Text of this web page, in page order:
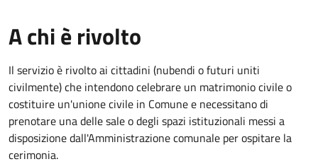
A chi è rivolto
Il servizio è rivolto ai cittadini (nubendi o futuri uniti
civilmente) che intendono celebrare un matrimonio civile o
costituire un'unione civile in Comune e necessitano di
prenotare una delle sale o degli spazi istituzionali messi a
disposizione dall'Amministrazione comunale per ospitare la
cerimonia.